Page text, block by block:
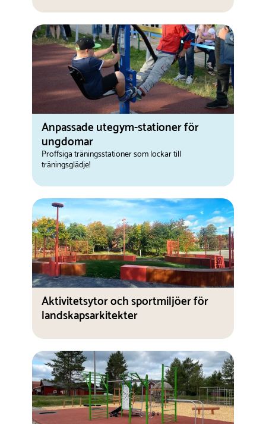
Anpassade utegym-stationer för
ungdomar
Proffsiga träningsstationer som lockar till
träningsglädje!
Aktivitetsytor och sportmiljöer för
landskapsarkitekter